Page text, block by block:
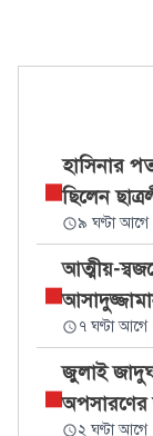
হাসিনার
ছিলেন
৯ ঘণ্টা আগে
আত্মীয়-
৭ ঘণ্টা আগে
জুলাই
অপসারণের
২ ঘণ্টা আগে